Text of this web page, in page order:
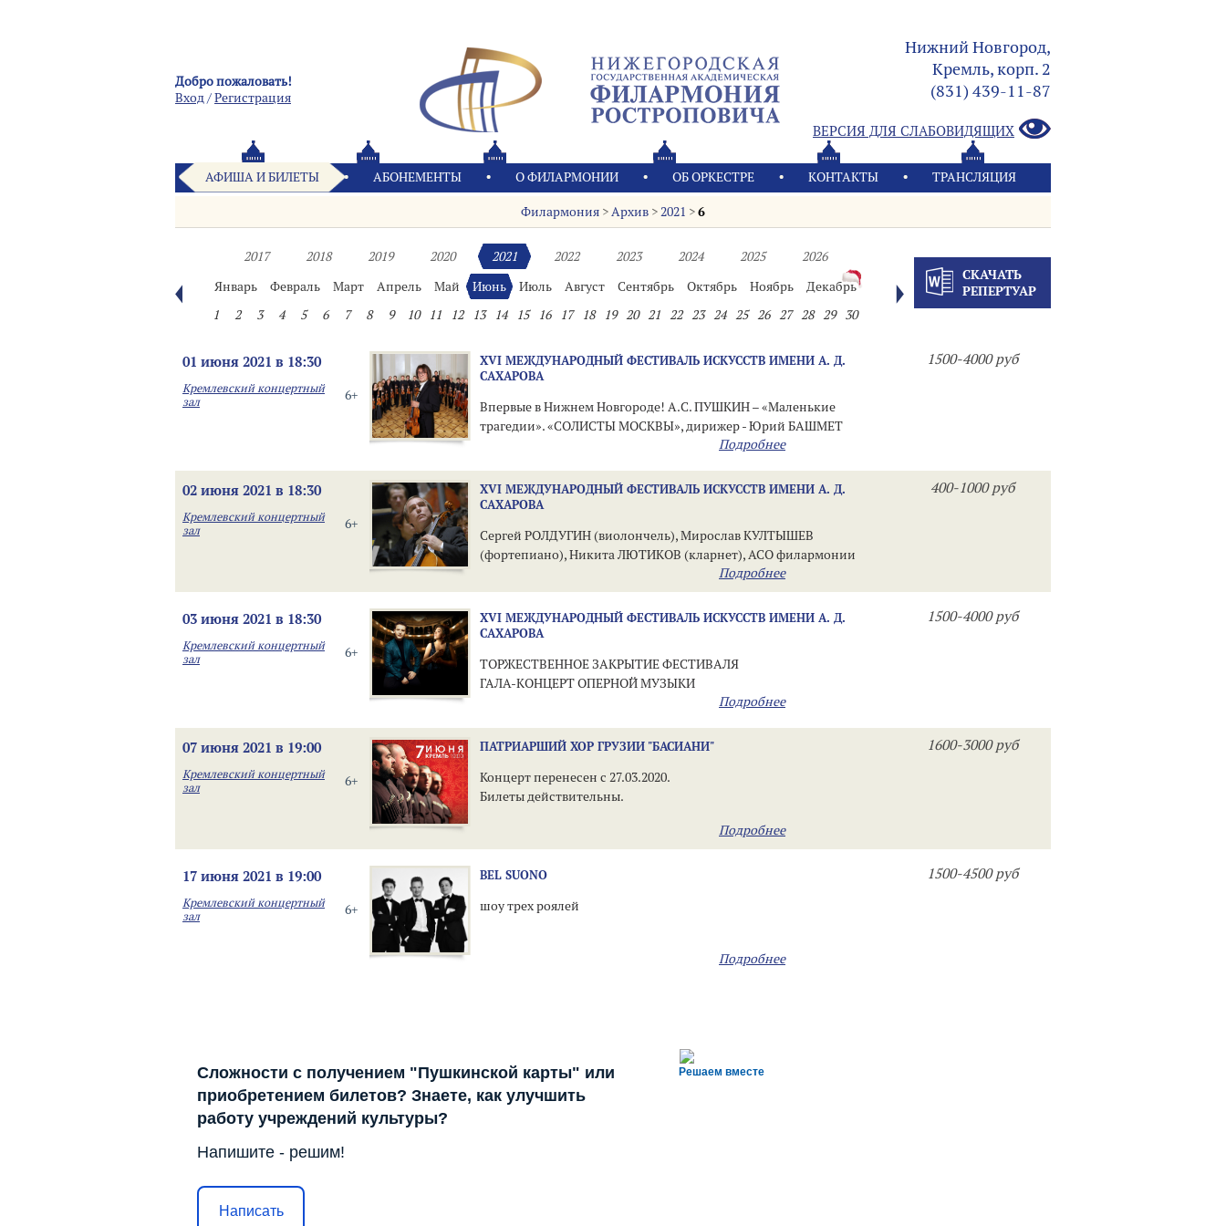
Добро пожаловать!
Вход/Pегистрация
Нижний Новгород,
Кремль, корп. 2
(831) 439-11-87
ВЕРСИЯ ДЛЯ СЛАБОВИДЯЩИХ
АФИША И БИЛЕТЫ АБОНЕМЕНТЫ О ФИЛАРМОНИИ OБ ОРКЕСТРЕ КОНТАКТЫ ТРАНСЛЯЦИЯ
Филармония >Архив >2021 >6
2017 2018 2019 2020 2021 2022 2023 2024 2025
2026
Январь
Февраль Март Апрель Май Июнь Июль Август Сентябрь Октябрь Ноябрь
Декабрь
1
2 3 4 5 6 7 8 9 10 11 12 13 14 15 16 17 18 19 20 21 22 23 24 25 26 27 28 29 30
СКАЧАТЬ
РЕПЕРТУАР
01 июня 2021 в 18:30
6+
Кремлевский концертный
зал
XVI МЕЖДУНАРОДНЫЙ ФЕСТИВАЛЬ ИСКУССТВ ИМЕНИ А. Д.
САХАРОВА
Впервые в Нижнем Новгороде! А.С. ПУШКИН – «Маленькие
трагедии». «СОЛИСТЫ МОСКВЫ», дирижер - Юрий БАШМЕТ
Подробнее
1500-4000 руб
02 июня 2021 в 18:30
6+
Кремлевский концертный
зал
XVI МЕЖДУНАРОДНЫЙ ФЕСТИВАЛЬ ИСКУССТВ ИМЕНИ А. Д.
САХАРОВА
Сергей РОЛДУГИН (виолончель), Мирослав КУЛТЫШЕВ
(фортепиано), Никита ЛЮТИКОВ (кларнет), АСО филармонии
Подробнее
400-1000 руб
03 июня 2021 в 18:30
6+
Кремлевский концертный
зал
XVI МЕЖДУНАРОДНЫЙ ФЕСТИВАЛЬ ИСКУССТВ ИМЕНИ А. Д.
САХАРОВА
ТОРЖЕСТВЕННОЕ ЗАКРЫТИЕ ФЕСТИВАЛЯ
ГАЛА-КОНЦЕРТ ОПЕРНОЙ МУЗЫКИ
Подробнее
1500-4000 руб
07 июня 2021 в 19:00
6+
Кремлевский концертный
зал
ПАТРИАРШИЙ ХОР ГРУЗИИ "БАСИАНИ"
Концерт перенесен с 27.03.2020.
Билеты действительны.
Подробнее
1600-3000 руб
17 июня 2021 в 19:00
6+
Кремлевский концертный
зал
BEL SUONO
шоу трех роялей
Подробнее
1500-4500 руб
Решаем вместе
Сложности с получением "Пушкинской карты" или
приобретением билетов? Знаете, как улучшить
работу учреждений культуры?
Напишите - решим!
Написать